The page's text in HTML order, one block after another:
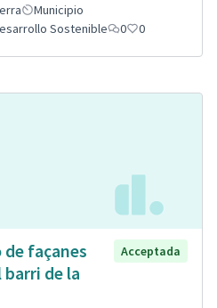
Municipio
Sostenible
0 0
façanes
de la
Acceptada